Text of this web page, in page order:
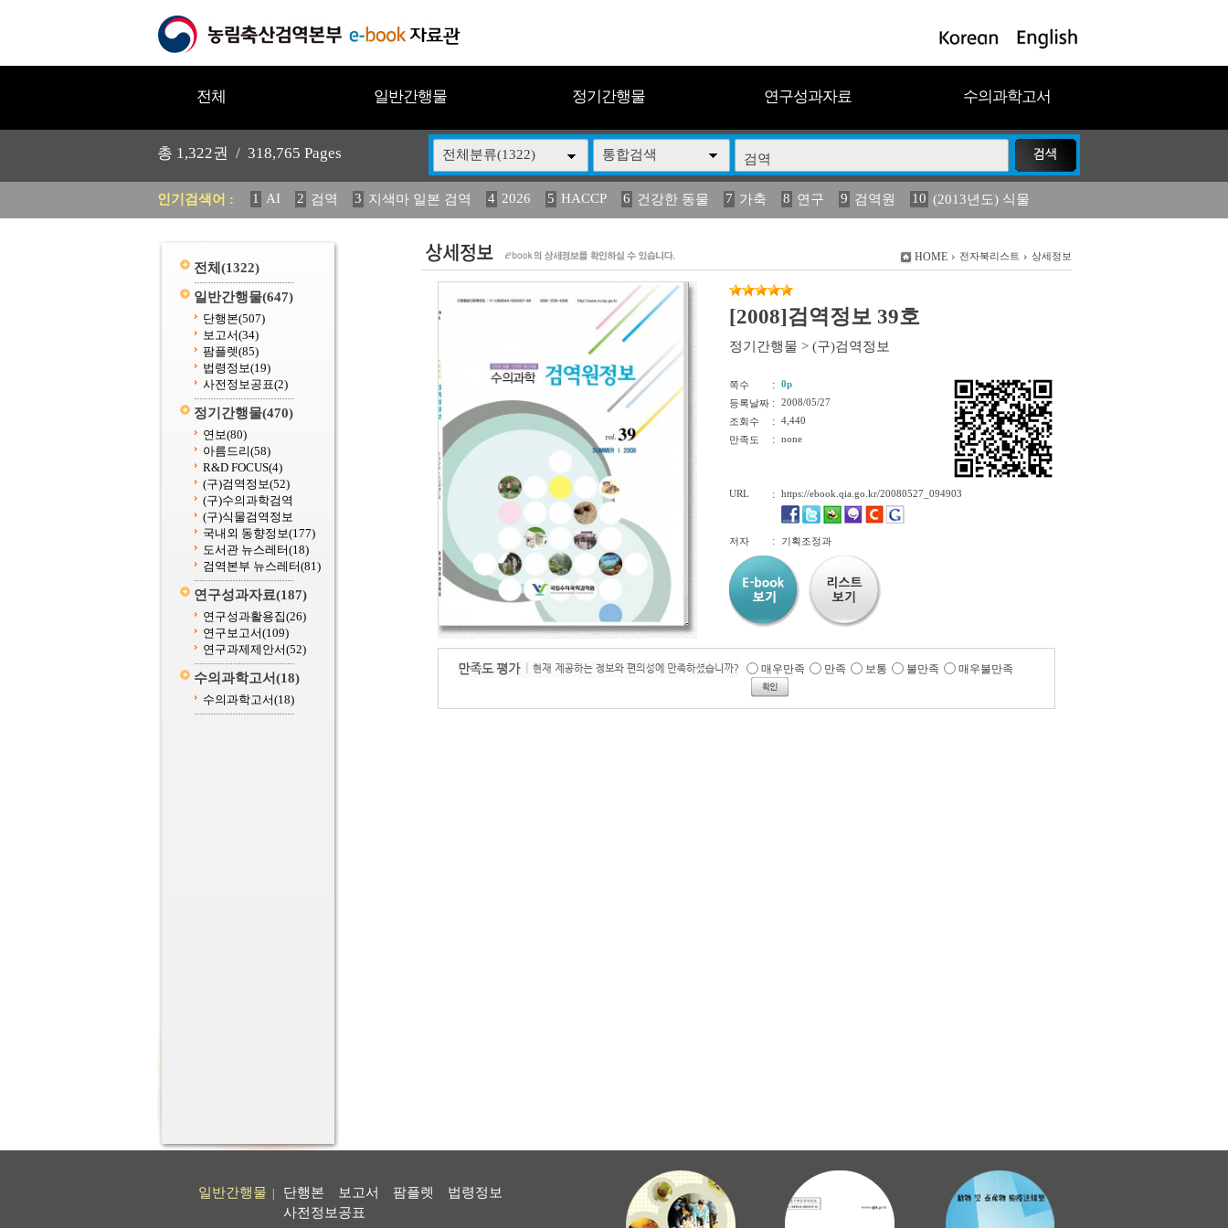
전체 일반간행물 정기간행물 연구성과자료 수의과학고서
총 1,322권 / 318,765 Pages 전체분류(1322) 통합검색
인기검색어 : 1 AI 2 검역 3 지색마 일본 검역 4 2026 5 HACCP 6 건강한 동물 7 가축 8 연구 9 검역원 10 (2013년도) 식물
11 2025 12 중독성 식물 도감 13 媛 異 14 (2013년도) 식 15 구제역 16 관리 17 연보 18 2023 19 농림수산
전체 (1322)
일반간행물(647)
단행본(507)
보고서(34)
팜플렛(85)
법령정보(19)
사전정보공표(2)
정기간행물(470)
연보(80)
아름드리(58)
R&D FOCUS(4)
(구)검역정보(52)
(구)수의과학검역
(구)식물검역정보
국내외 동향정보(177)
도서관 뉴스레터(18)
검역본부 뉴스레터(81)
연구성과자료(187)
연구성과활용집(26)
연구보고서(109)
연구과제제안서(52)
수의과학고서(18)
수의과학고서(18)
HOME 전자북리스트 상세정보
[2008]검역정보 39호
정기간행물 > (구)검역정보
쪽수 :
0p
등록날짜 :
2008/05/27
조회수
:
4,440
만족도
: none
URL : https://ebook.qia.go.kr/20080527_094903
저자 : 기획조정과
매우만족 만족 보통 불만족 매우불만족
일반간행물 단행본 보고서 팜플렛
법령정보
사전정보공표